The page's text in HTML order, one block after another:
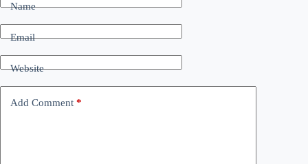
Name
Email
Website
Add Comment *